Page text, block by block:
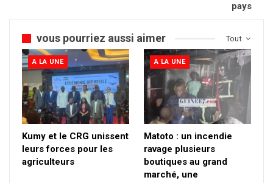
pays
Tout
vous pourriez aussi aimer
A LA UNE
Kumy et le CRG unissent
leurs forces pour les
agriculteurs
A LA UNE
Matoto : un incendie
ravage plusieurs
boutiques au grand
marché, une